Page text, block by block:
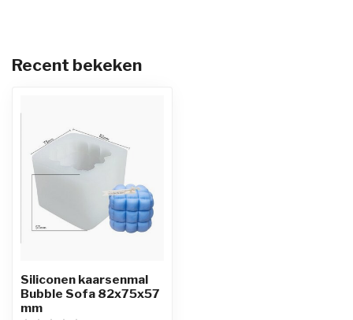
Recent bekeken
Siliconen kaarsenmal
Bubble Sofa 82x75x57
mm